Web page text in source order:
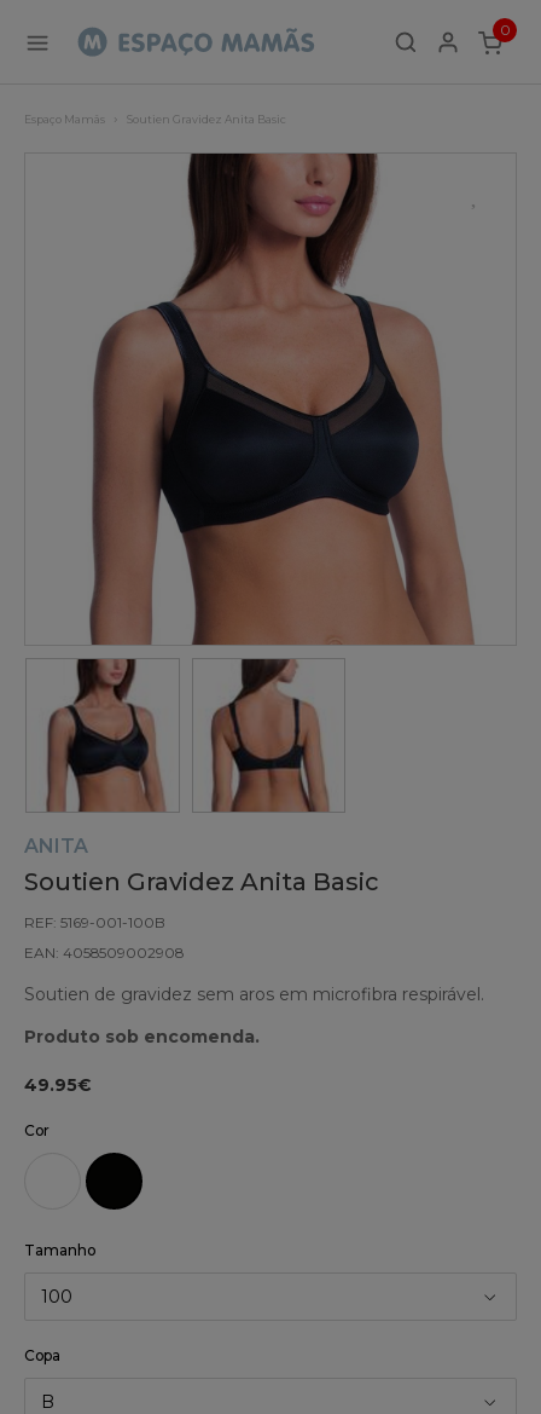
0
ITEMS
Espaço Mamãs Soutien Gravidez Anita Basic
ANITA
Soutien Gravidez Anita Basic
REF: 5169-001-100B
EAN: 4058509002908
Soutien de gravidez sem aros em microfibra respirável.
Produto sob encomenda.
49.95€
Cor
Tamanho
100
Copa
B